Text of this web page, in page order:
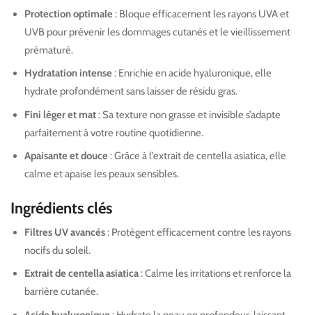
Protection optimale: Bloque efficacement les rayons UVA et
UVB pour prévenir les dommages cutanés et le vieillissement
prématuré.
Hydratation intense: Enrichie en acide hyaluronique, elle
hydrate profondément sans laisser de résidu gras.
Fini léger et mat: Sa texture non grasse et invisible s’adapte
parfaitement à votre routine quotidienne.
Apaisante et douce: Grâce à l’extrait de centella asiatica, elle
calme et apaise les peaux sensibles.
Ingrédients clés
Filtres UV avancés: Protègent efficacement contre les rayons
nocifs du soleil.
Extrait de centella asiatica: Calme les irritations et renforce la
barrière cutanée.